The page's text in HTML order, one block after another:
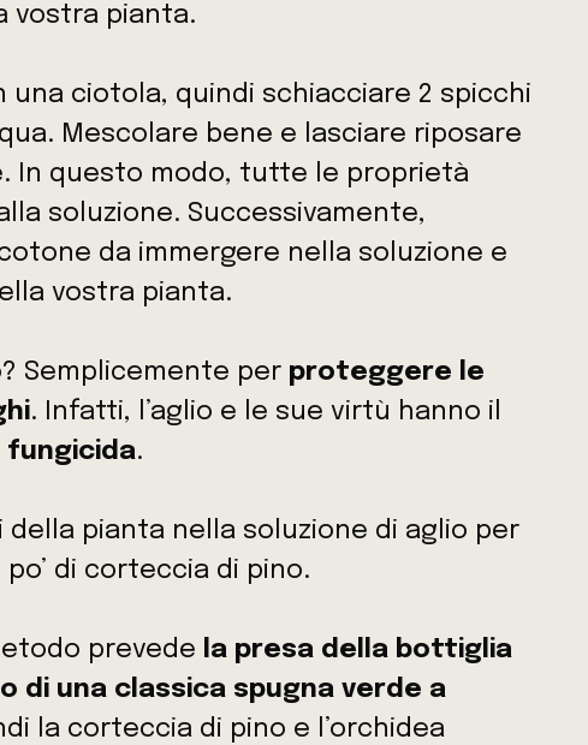
vostra pianta.
una ciotola, quindi schiacciare 2 spicchi
Mescolare bene e lasciare riposare
In questo modo, tutte le proprietà
soluzione. Successivamente,
da immergere nella soluzione e
vostra pianta.
Semplicemente per proteggere le
. Infatti, l’aglio e le sue virtù hanno il
fungicida.
della pianta nella soluzione di aglio per
di corteccia di pino.
prevede
la presa della bottiglia
di una classica spugna verde a
la corteccia di pino e l’orchidea